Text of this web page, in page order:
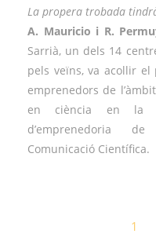
La propera trobada
A. Mauricio i R.
Sarrià, un dels 14
pels veïns, va acollir
emprenedors de
en ciència en la
d’emprenedoria
Comunicació Científica.
1